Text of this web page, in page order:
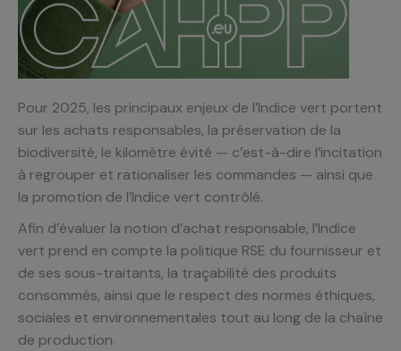
Pour 2025, les principaux enjeux de l’Indice vert portent
sur les achats responsables, la préservation de la
biodiversité, le kilomètre évité — c’est-à-dire l’incitation
à regrouper et rationaliser les commandes — ainsi que
la promotion de l’Indice vert contrôlé.
Afin d’évaluer la notion d’achat responsable, l’Indice
vert prend en compte la politique RSE du fournisseur et
de ses sous-traitants, la traçabilité des produits
consommés, ainsi que le respect des normes éthiques,
sociales et environnementales tout au long de la chaîne
de production.